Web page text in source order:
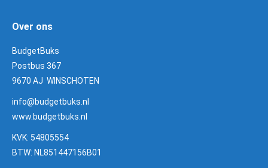
Over ons
BudgetBuks
Postbus 367
9670 AJ WINSCHOTEN
info@budgetbuks.nl
www.budgetbuks.nl
KVK: 54805554
BTW: NL851447156B01